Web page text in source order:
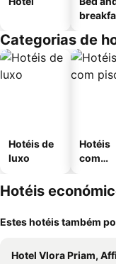
Categorias de
Hotéis de
luxo
Hotéis
com
Hotéis
Estes hotéis também
Hotel Vlora Priam, Affiliated